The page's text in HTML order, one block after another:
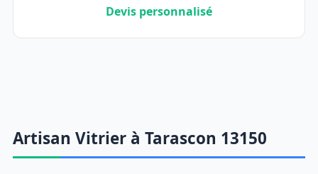
Devis personnalisé
Artisan Vitrier à Tarascon 13150